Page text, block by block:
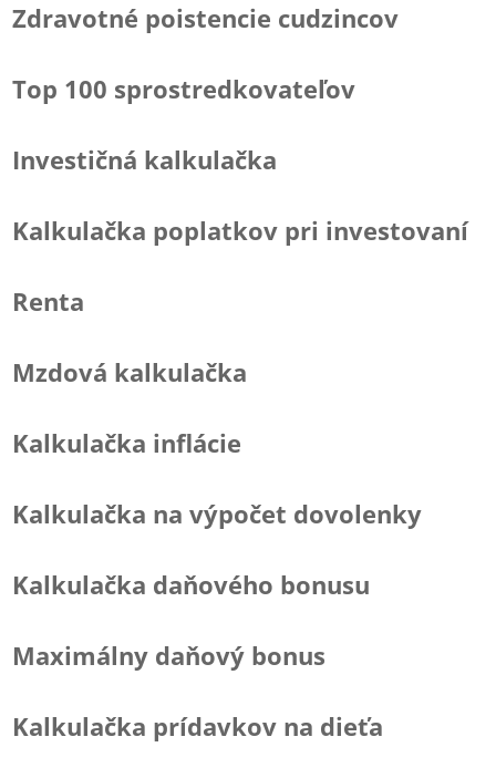
Zdravotné poistencie cudzincov
Top 100 sprostredkovateľov
Investičná kalkulačka
Kalkulačka poplatkov pri investovaní
Renta
Mzdová kalkulačka
Kalkulačka inflácie
Kalkulačka na výpočet dovolenky
Kalkulačka daňového bonusu
Maximálny daňový bonus
Kalkulačka prídavkov na dieťa